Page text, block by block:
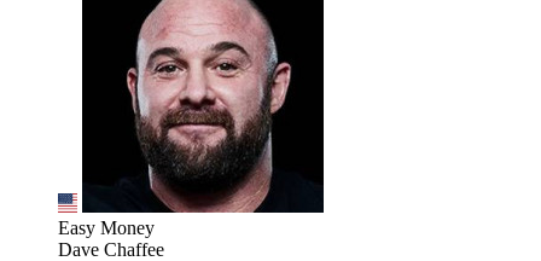
Easy Money
Dave Chaffee